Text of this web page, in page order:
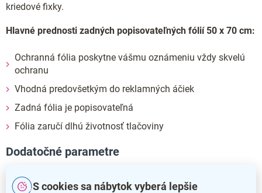
S cookies sa nábytok vyberá lepšie
kriedové fixky.
Hlavné prednosti zadných popisovateľných fólií 50 x 70 cm:
Ochranná fólia poskytne vášmu oznámeniu vždy skvelú
ochranu
Vhodná predovšetkým do reklamných áčiek
Zadná fólia je popisovateľná
Fólia zaručí dlhú životnosť tlačoviny
Dodatočné parametre
Kategória